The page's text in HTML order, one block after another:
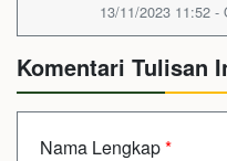
13/11/2023 11:52 -
Komentari Tulisan
Nama Lengkap*